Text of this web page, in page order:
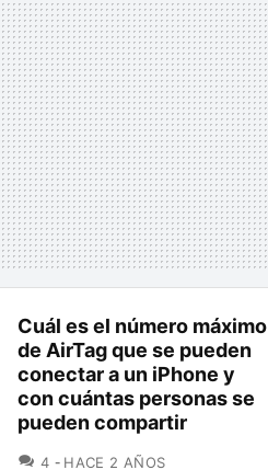
Cuál es el número máximo
de AirTag que se pueden
conectar a un iPhone y
con cuántas personas se
pueden compartir
4 COMENTARIOS
HACE 2 AÑOS